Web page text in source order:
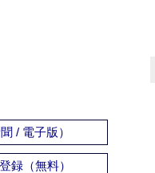
/ 電子版）
録（無料）